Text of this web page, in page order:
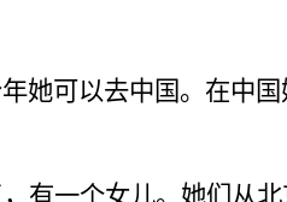
她可以去中国。在中
有一个女儿。她们从